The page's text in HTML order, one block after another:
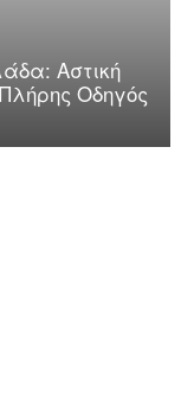
Αστική
Οδηγός